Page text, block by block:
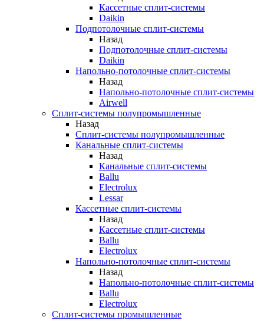
Кассетные сплит-системы
Daikin
Подпотолочные сплит-системы
Назад
Подпотолочные сплит-системы
Daikin
Напольно-потолочные сплит-системы
Назад
Напольно-потолочные сплит-системы
Airwell
Сплит-системы полупромышленные
Назад
Сплит-системы полупромышленные
Канальные сплит-системы
Назад
Канальные сплит-системы
Ballu
Electrolux
Lessar
Кассетные сплит-системы
Назад
Кассетные сплит-системы
Ballu
Electrolux
Напольно-потолочные сплит-системы
Назад
Напольно-потолочные сплит-системы
Ballu
Electrolux
Сплит-системы промышленные